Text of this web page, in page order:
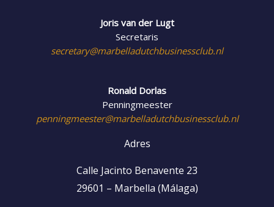
Joris van der Lugt
Secretaris
secretary@marbelladutchbusinessclub.nl
Ronald Dorlas
Penningmeester
penningmeester@marbelladutchbusinessclub.nl
Adres
Calle Jacinto Benavente 23
29601 – Marbella (Málaga)